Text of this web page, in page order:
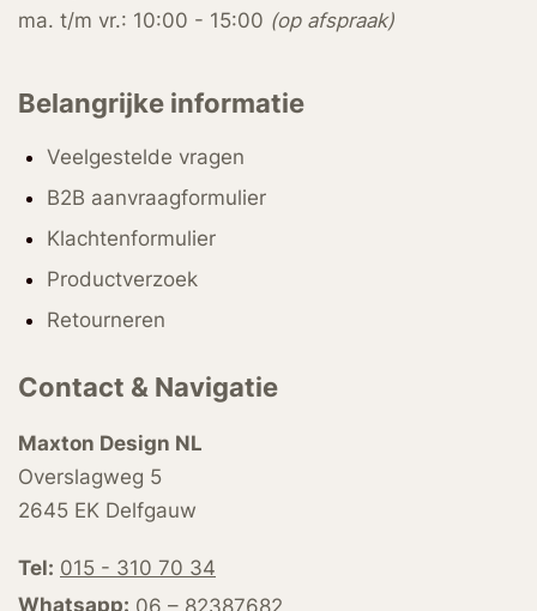
ma. t/m vr.: 10:00 - 15:00 (op afspraak)
Belangrijke informatie
Veelgestelde vragen
B2B aanvraagformulier
Klachtenformulier
Productverzoek
Retourneren
Contact & Navigatie
Maxton Design NL
Overslagweg 5
2645 EK Delfgauw
Tel: 015 - 310 70 34
Whatsapp: 06 – 82387682